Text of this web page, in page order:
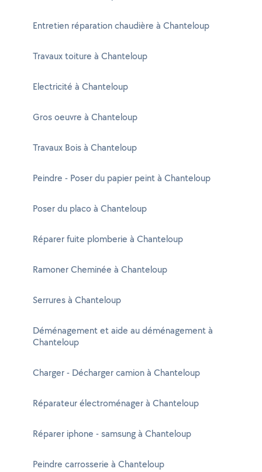
Entretien réparation chaudière à Chanteloup
Travaux toiture à Chanteloup
Electricité à Chanteloup
Gros oeuvre à Chanteloup
Travaux Bois à Chanteloup
Peindre - Poser du papier peint à Chanteloup
Poser du placo à Chanteloup
Réparer fuite plomberie à Chanteloup
Ramoner Cheminée à Chanteloup
Serrures à Chanteloup
Déménagement et aide au déménagement à
Chanteloup
Charger - Décharger camion à Chanteloup
Réparateur électroménager à Chanteloup
Réparer iphone - samsung à Chanteloup
Peindre carrosserie à Chanteloup